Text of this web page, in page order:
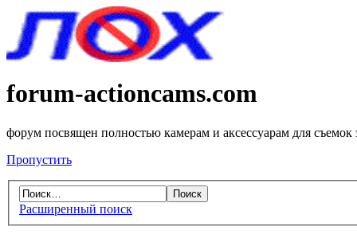
forum-actioncams.com
форум посвящен полностью камерам и аксессуарам для съемок
Пропустить
Расширенный поиск